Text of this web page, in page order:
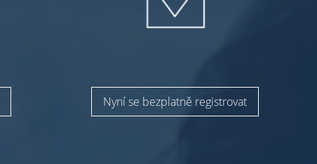
Nyní se bezplatně registrovat